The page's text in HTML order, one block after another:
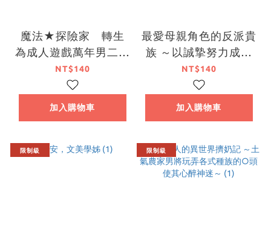
魔法★探險家 轉生
為成人遊戲萬年男二又
怎樣，我要活用遊戲知
識自由生活 (1)
NT$140
加入購物車
最愛母親角色的反派貴
族 ～以誠摯努力成為
最強，盡情拯救不幸的
推角～ (1)
NT$140
加入購物車
限制級 限制級